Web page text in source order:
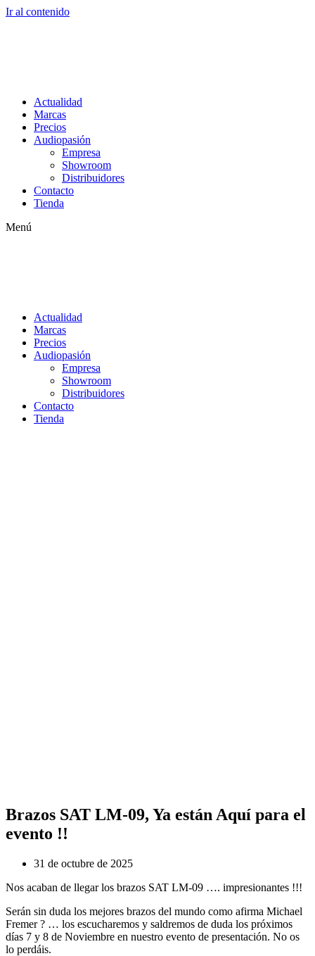
Ir al contenido
Actualidad
Marcas
Precios
Audiopasión
Empresa
Showroom
Distribuidores
Contacto
Tienda
Menú
Actualidad
Marcas
Precios
Audiopasión
Empresa
Showroom
Distribuidores
Contacto
Tienda
Brazos SAT LM-09, Ya están Aquí para el
evento !!
31 de octubre de 2025
Nos acaban de llegar los brazos SAT LM-09 …. impresionantes !!!
Serán sin duda los mejores brazos del mundo como afirma Michael
Fremer ? … los escucharemos y saldremos de duda los próximos
días 7 y 8 de Noviembre en nuestro evento de presentación. No os
lo perdáis.